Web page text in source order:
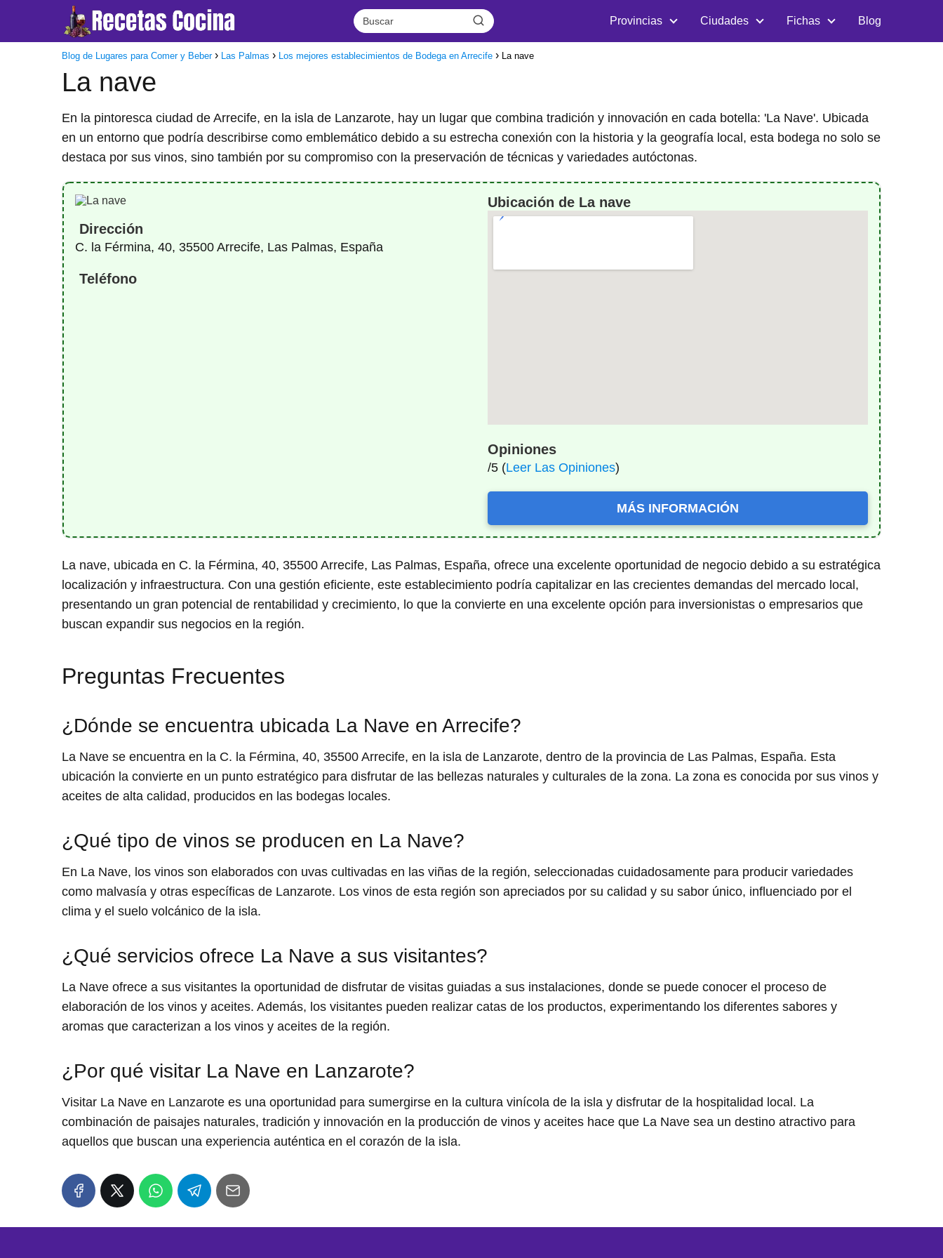
Provincias Ciudades Fichas Blog
Blog de Lugares para Comer y Beber Las Palmas Los mejores establecimientos de Bodega en Arrecife La nave
La nave
En la pintoresca ciudad de Arrecife, en la isla de Lanzarote, hay un lugar que combina tradición y innovación en cada botella: 'La Nave'. Ubicada
en un entorno que podría describirse como emblemático debido a su estrecha conexión con la historia y la geografía local, esta bodega no solo se
destaca por sus vinos, sino también por su compromiso con la preservación de técnicas y variedades autóctonas.
Dirección
C. la Férmina, 40, 35500 Arrecife, Las Palmas, España
Teléfono
Ubicación de La nave
Opiniones
/5 (Leer Las Opiniones)
MÁS INFORMACIÓN
La nave, ubicada en C. la Férmina, 40, 35500 Arrecife, Las Palmas, España, ofrece una excelente oportunidad de negocio debido a su estratégica
localización y infraestructura. Con una gestión eficiente, este establecimiento podría capitalizar en las crecientes demandas del mercado local,
presentando un gran potencial de rentabilidad y crecimiento, lo que la convierte en una excelente opción para inversionistas o empresarios que
buscan expandir sus negocios en la región.
Preguntas Frecuentes
¿Dónde se encuentra ubicada La Nave en Arrecife?
La Nave se encuentra en la C. la Férmina, 40, 35500 Arrecife, en la isla de Lanzarote, dentro de la provincia de Las Palmas, España. Esta
ubicación la convierte en un punto estratégico para disfrutar de las bellezas naturales y culturales de la zona. La zona es conocida por sus vinos y
aceites de alta calidad, producidos en las bodegas locales.
¿Qué tipo de vinos se producen en La Nave?
En La Nave, los vinos son elaborados con uvas cultivadas en las viñas de la región, seleccionadas cuidadosamente para producir variedades
como malvasía y otras específicas de Lanzarote. Los vinos de esta región son apreciados por su calidad y su sabor único, influenciado por el
clima y el suelo volcánico de la isla.
¿Qué servicios ofrece La Nave a sus visitantes?
La Nave ofrece a sus visitantes la oportunidad de disfrutar de visitas guiadas a sus instalaciones, donde se puede conocer el proceso de
elaboración de los vinos y aceites. Además, los visitantes pueden realizar catas de los productos, experimentando los diferentes sabores y
aromas que caracterizan a los vinos y aceites de la región.
¿Por qué visitar La Nave en Lanzarote?
Visitar La Nave en Lanzarote es una oportunidad para sumergirse en la cultura vinícola de la isla y disfrutar de la hospitalidad local. La
combinación de paisajes naturales, tradición y innovación en la producción de vinos y aceites hace que La Nave sea un destino atractivo para
aquellos que buscan una experiencia auténtica en el corazón de la isla.